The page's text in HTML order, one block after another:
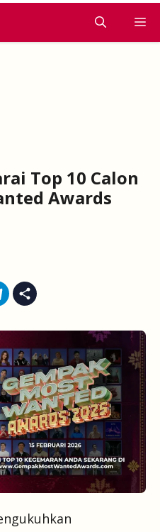
Top 10 Calon
Awards